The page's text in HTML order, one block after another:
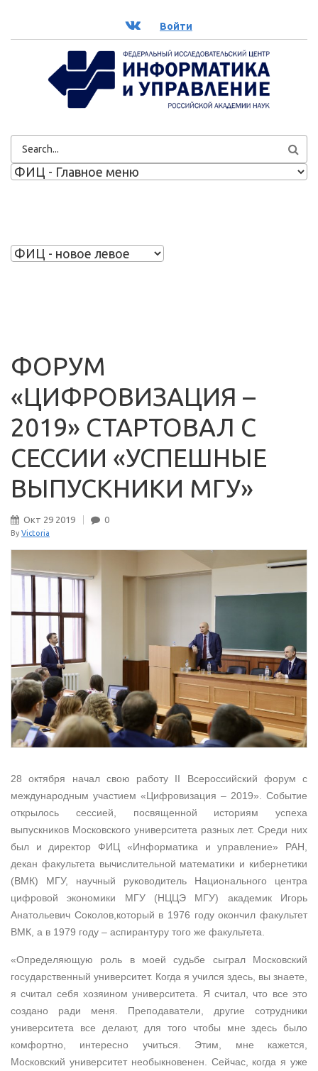
ВК Войти
ФОРМА
ПОИСКА
ФОРУМ
«ЦИФРОВИЗАЦИЯ –
2019» СТАРТОВАЛ С
СЕССИИ «УСПЕШНЫЕ
ВЫПУСКНИКИ МГУ»
Окт 29 2019 0
By Victoria
28 октября начал свою работу II Всероссийский форум с
международным участием «Цифровизация – 2019». Событие
открылось сессией, посвященной историям успеха
выпускников Московского университета разных лет. Cреди них
был и директор ФИЦ «Информатика и управление» РАН,
декан факультета вычислительной математики и кибернетики
(ВМК) МГУ, научный руководитель Национального центра
цифровой экономики МГУ (НЦЦЭ МГУ) академик Игорь
Анатольевич Соколов,который в 1976 году окончил факультет
ВМК, а в 1979 году – аспирантуру того же факультета.
«Определяющую роль в моей судьбе сыграл Московский
государственный университет. Когда я учился здесь, вы знаете,
я считал себя хозяином университета. Я считал, что все это
создано ради меня. Преподаватели, другие сотрудники
университета все делают, для того чтобы мне здесь было
комфортно, интересно учиться. Этим, мне кажется,
Московский университет необыкновенен. Сейчас, когда я уже